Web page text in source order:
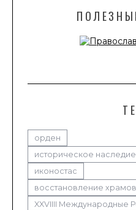
орден
историческое наследие
иконостас
восстановление храмов
XXVIIII Международные